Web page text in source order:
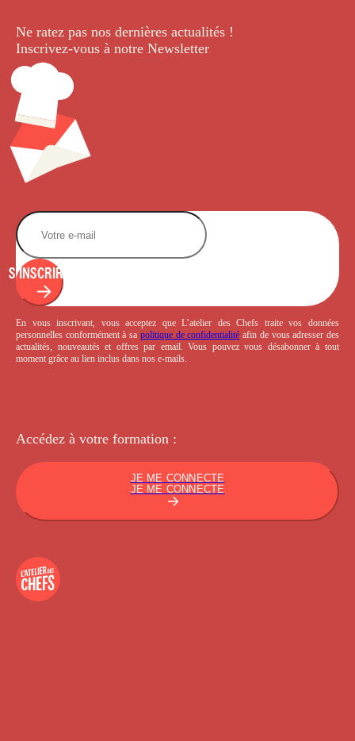
Ne ratez pas nos dernières actualités !
Inscrivez-vous à notre Newsletter.
S'INSCRIRE
En vous inscrivant, vous acceptez que L’atelier des Chefs traite vos données
personnelles conformément à sa politique de confidentialité afin de vous adresser des
actualités, nouveautés et offres par email. Vous pouvez vous désabonner à tout
moment grâce au lien inclus dans nos e-mails.
Accédez à votre formation :
JE ME CONNECTE
JE ME CONNECTE